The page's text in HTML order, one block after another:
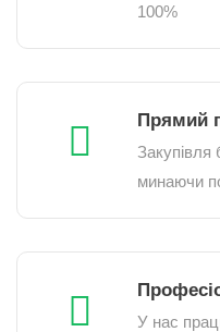
100%
Прямий
Закупівля
минаючи
У нас